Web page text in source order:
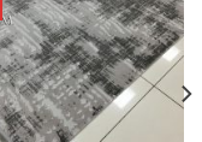
до
обраного